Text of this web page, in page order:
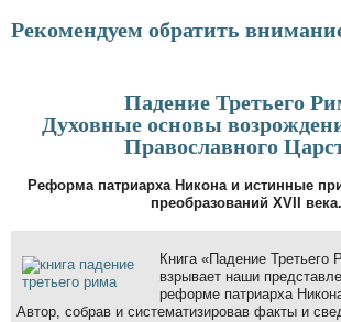
Рекомендуем обратить
Падение Третьего
Духовные основы
Православного
Реформа патриарха Никона и истинные
преобразований XVII века.
Книга «Падение Третьего
взрывает наши
реформе патриарха
Автор, собрав и систематизировав факты и